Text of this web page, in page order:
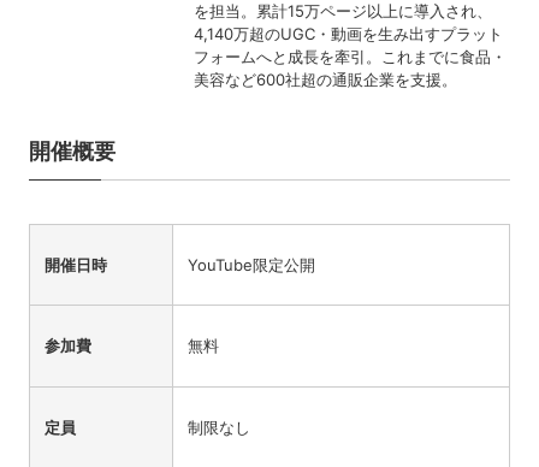
を担当。累計15万ページ以上に導入され、
4,140万超のUGC・動画を生み出すプラット
フォームへと成長を牽引。これまでに食品・
美容など600社超の通販企業を支援。
開催概要
開催日時 YouTube限定公開
参加費 無料
定員 制限なし